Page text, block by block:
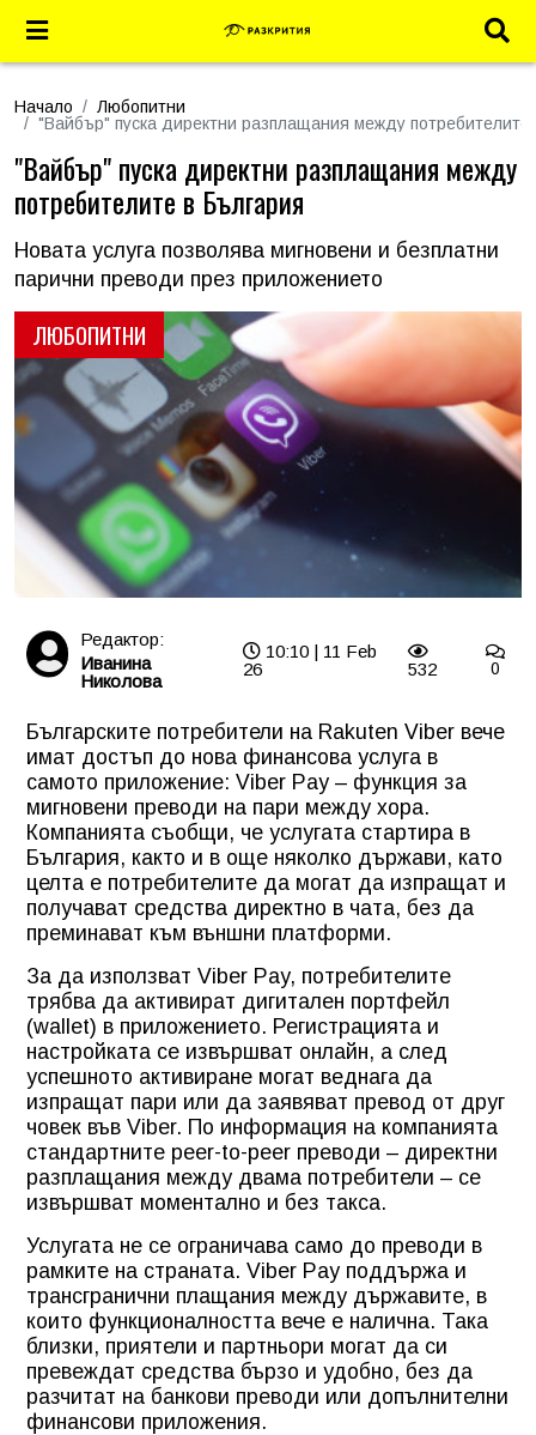
Начало
Любопитни
"Вайбър" пуска директни разплащания между потребителите
ЛЮБОПИТНИ
"Вайбър" пуска директни разплащания между
потребителите в България
Новата услуга позволява мигновени и безплатни
парични преводи през приложението
Редактор:
Иванина
Николова
10:10 | 11 Feb
26
532 0
Българските потребители на Rakuten Viber вече
имат достъп до нова финансова услуга в
самото приложение: Viber Pay – функция за
мигновени преводи на пари между хора.
Компанията съобщи, че услугата стартира в
България, както и в още няколко държави, като
целта е потребителите да могат да изпращат и
получават средства директно в чата, без да
преминават към външни платформи.
За да използват Viber Pay, потребителите
трябва да активират дигитален портфейл
(wallet) в приложението. Регистрацията и
настройката се извършват онлайн, а след
успешното активиране могат веднага да
изпращат пари или да заявяват превод от друг
човек във Viber. По информация на компанията
стандартните peer-to-peer преводи – директни
разплащания между двама потребители – се
извършват моментално и без такса.
Услугата не се ограничава само до преводи в
рамките на страната. Viber Pay поддържа и
трансгранични плащания между държавите, в
които функционалността вече е налична. Така
близки, приятели и партньори могат да си
превеждат средства бързо и удобно, без да
разчитат на банкови преводи или допълнителни
финансови приложения.